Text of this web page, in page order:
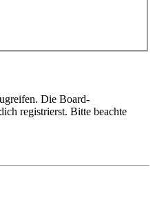
Die Board-
registrierst. Bitte beachte